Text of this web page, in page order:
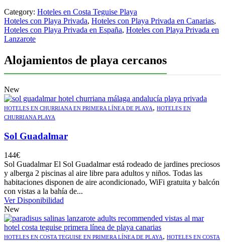
Category: Hoteles en Costa Teguise Playa
Hoteles con Playa Privada, Hoteles con Playa Privada en Canarias,
Hoteles con Playa Privada en España, Hoteles con Playa Privada en
Lanzarote
Alojamientos de playa cercanos
New
HOTELES EN CHURRIANA EN PRIMERA LÍNEA DE PLAYA, HOTELES EN
CHURRIANA PLAYA
Sol Guadalmar
144€
Sol Guadalmar El Sol Guadalmar está rodeado de jardines preciosos
y alberga 2 piscinas al aire libre para adultos y niños. Todas las
habitaciones disponen de aire acondicionado, WiFi gratuita y balcón
con vistas a la bahía de...
Ver Disponibilidad
New
HOTELES EN COSTA TEGUISE EN PRIMERA LÍNEA DE PLAYA, HOTELES EN COSTA